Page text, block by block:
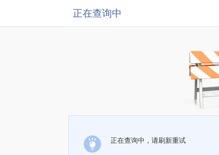
正在查询中
正在查询中，请刷新重试